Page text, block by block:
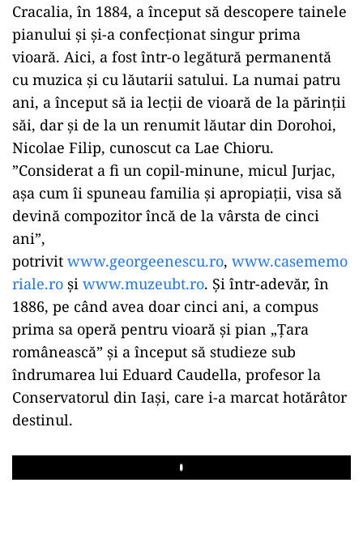
Cracalia, în 1884, a început să descopere tainele
pianului şi şi-a confecţionat singur prima
vioară. Aici, a fost într-o legătură permanentă
cu muzica şi cu lăutarii satului. La numai patru
ani, a început să ia lecţii de vioară de la părinţii
săi, dar şi de la un renumit lăutar din Dorohoi,
Nicolae Filip, cunoscut ca Lae Chioru.
”Considerat a fi un copil-minune, micul Jurjac,
aşa cum îi spuneau familia şi apropiaţii, visa să
devină compozitor încă de la vârsta de cinci
ani”,
potrivit www.georgeenescu.ro, www.casememo
riale.ro şi www.muzeubt.ro. Şi într-adevăr, în
1886, pe când avea doar cinci ani, a compus
prima sa operă pentru vioară şi pian „Ţara
românească” şi a început să studieze sub
îndrumarea lui Eduard Caudella, profesor la
Conservatorul din Iaşi, care i-a marcat hotărâtor
destinul.
Play